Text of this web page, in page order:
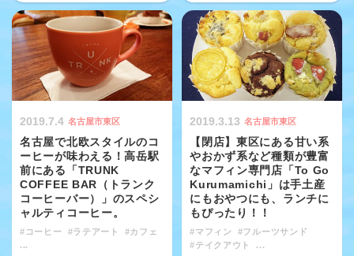
2019.7.4 名古屋市東区
名古屋で北欧スタイルのコ
ーヒーが味わえる！高岳駅
前にある「TRUNK
COFFEE BAR（トランク
コーヒーバー）」のスペシ
ャルティコーヒー。
#コーヒー #ラテアート
#カフェ
...
2019.3.13 名古屋市東区
【閉店】東区にある甘い系
やおかず系など種類が豊富
なマフィン専門店「To Go
Kurumamichi」は手土産
にもおやつにも、ランチに
もぴったり！！
#マフィン
#フルーツサンド
#テイクアウト
...